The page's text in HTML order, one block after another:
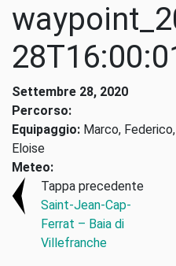
Settembre 28, 2020
Percorso:
Equipaggio: Marco,
Eloise
Meteo:
Tappa precedente
Saint-Jean-Cap-
Ferrat – Baia di
Villefranche